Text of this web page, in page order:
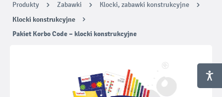
Produkty Zabawki Klocki, zabawki konstrukcyjne
Klocki konstrukcyjne
Pakiet Korbo Code – klocki konstrukcyjne